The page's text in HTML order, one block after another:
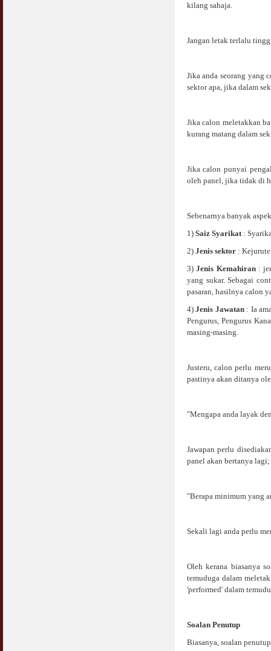
kilang sahaja.
Jangan letak terlalu
Jika anda seorang yang
sektor apa, jika dalam
Jika calon meletakkan
kurang matang dalam
Jika calon punyai
oleh panel, jika tidak di
Sebenarnya banyak
1) Saiz Syarikat:
2) Jenis sektor:
3)Jenis Kemahiran:
yang sukar. Sebagai
pasaran, hasilnya calon
4)Jenis Jawatan : Ia
Pengurus, Pengurus
masing-masing.
Justeru, calon perlu
pastinya akan ditanya
"Mengapa anda layak
Jawapan perlu
panel akan bertanya lagi;
"Berapa minimum yang
Sekali lagi anda perlu
Oleh kerana biasanya
temuduga dalam
'performed' dalam
Soalan Penutup
Biasanya, soalan